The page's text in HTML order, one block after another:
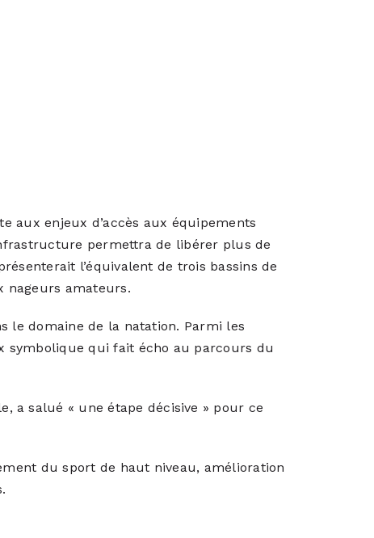
aux enjeux d’accès aux équipements
permettra de libérer plus de
l’équivalent de trois bassins de
nageurs amateurs.
le domaine de la natation. Parmi les
symbolique qui fait écho au parcours du
a salué « une étape décisive » pour ce
du sport de haut niveau, amélioration